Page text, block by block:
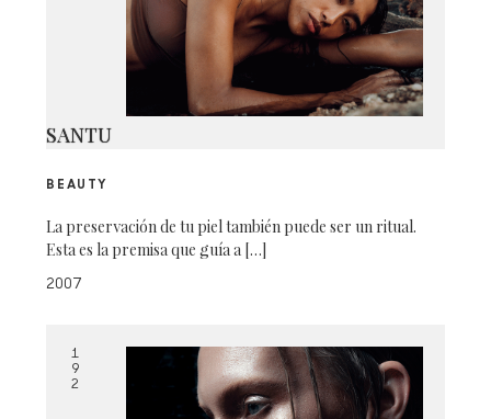
SANTU
BEAUTY
La preservación de tu piel también puede ser un ritual.
Esta es la premisa que guía a […]
2007
1
9
2